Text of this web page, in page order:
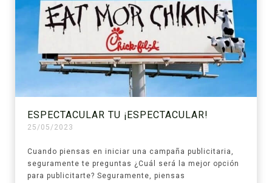
ESPECTACULAR TU ¡ESPECTACULAR!
25/05/2023
Cuando piensas en iniciar una campaña publicitaria,
seguramente te preguntas ¿Cuál será la mejor opción
para publicitarte? Seguramente, piensas